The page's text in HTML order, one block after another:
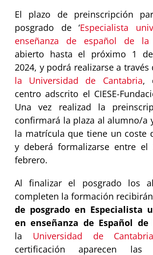
El plazo de preinscripción
posgrado de ‘Especialista
enseñanza de español de la
abierto hasta el próximo 1
2024, y podrá realizarse a
la Universidad de Cantabria,
centro adscrito el CIESE-
Una vez realizad la
confirmará la plaza al alumno/a
la matrícula que tiene un coste
y deberá formalizarse entre
febrero.
Al finalizar el posgrado los
completen la formación
de posgrado en Especialista
en enseñanza de Español
la Universidad de Cantabria
certificación aparecen